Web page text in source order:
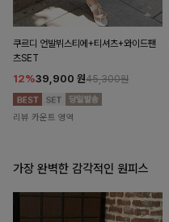
쿠르디 언발뷔스티에+티셔츠+와이드팬
츠SET
12%39,900 원45,300원
리뷰 카운트 영역
가장 완벽한 감각적인 원피스